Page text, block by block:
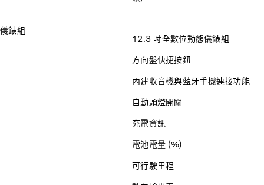
儀錶組
12.3 吋全數位動態儀錶組
方向盤快捷按鈕
內建收音機與藍牙手機連接功能
自動頭燈開關
充電資訊
電池電量 (%)
可行駛里程